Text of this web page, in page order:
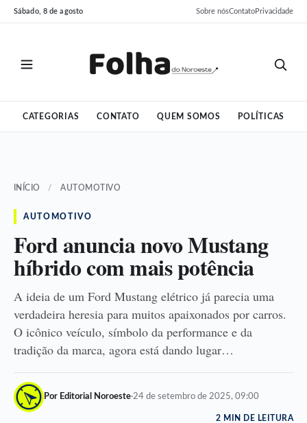
Pular
para
Pular
para
Sábado, 8 de agosto Sobre nósContatoPrivacidade
CATEGORIAS CONTATO QUEM SOMOS POLÍTICAS
INÍCIO / AUTOMOTIVO
AUTOMOTIVO
Ford anuncia novo Mustang
híbrido com mais potência
A ideia de um Ford Mustang elétrico já parecia uma
verdadeira heresia para muitos apaixonados por carros.
O icônico veículo, símbolo da performance e da
tradição da marca, agora está dando lugar…
Por Editorial Noroeste·24 de setembro de 2025, 09:00
2 MIN DE LEITURA